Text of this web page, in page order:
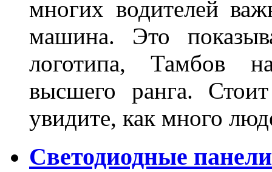
многих водителей
машина. Это
логотипа, Тамбов
высшего ранга.
увидите, как много
Светодиодные